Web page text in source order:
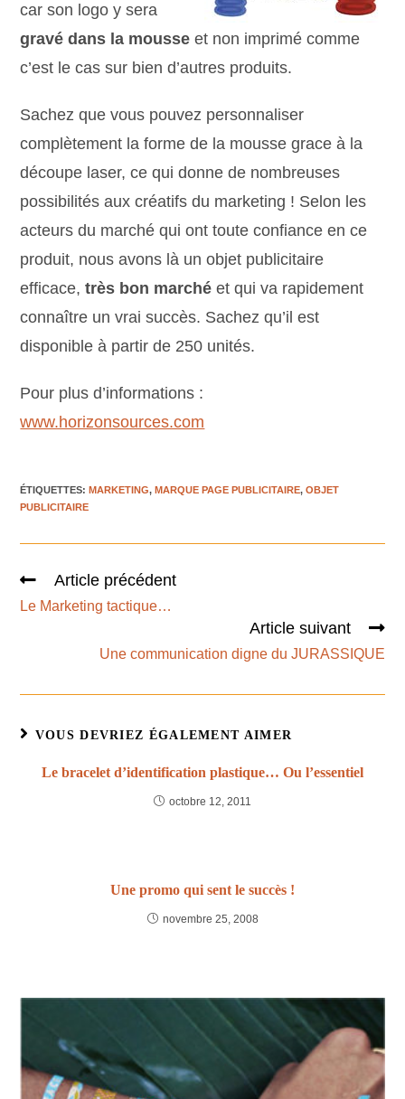
car son logo y sera
gravé dans la mousse et non imprimé comme
c’est le cas sur bien d’autres produits.
Sachez que vous pouvez personnaliser
complètement la forme de la mousse grace à la
découpe laser, ce qui donne de nombreuses
possibilités aux créatifs du marketing ! Selon les
acteurs du marché qui ont toute confiance en ce
produit, nous avons là un objet publicitaire
efficace,très bon marché et qui va rapidement
connaître un vrai succès. Sachez qu’il est
disponible à partir de 250 unités.
Pour plus d’informations :
www.horizonsources.com
ÉTIQUETTES:MARKETING, MARQUE PAGE PUBLICITAIRE, OBJET
PUBLICITAIRE
Article précédent
Le Marketing tactique…
Article suivant
Une communication digne du JURASSIQUE
VOUS DEVRIEZ ÉGALEMENT AIMER
Le bracelet d’identification plastique… Ou l’essentiel
octobre 12, 2011
Une promo qui sent le succès !
novembre 25, 2008